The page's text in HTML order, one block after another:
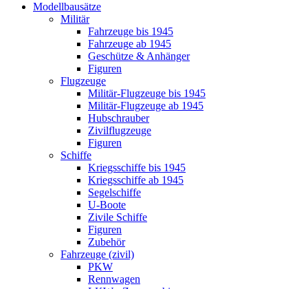
Modellbausätze
Militär
Fahrzeuge bis 1945
Fahrzeuge ab 1945
Geschütze & Anhänger
Figuren
Flugzeuge
Militär-Flugzeuge bis 1945
Militär-Flugzeuge ab 1945
Hubschrauber
Zivilflugzeuge
Figuren
Schiffe
Kriegsschiffe bis 1945
Kriegsschiffe ab 1945
Segelschiffe
U-Boote
Zivile Schiffe
Figuren
Zubehör
Fahrzeuge (zivil)
PKW
Rennwagen